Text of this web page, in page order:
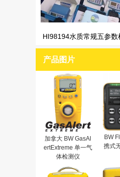
HI98194水质常规五参数
产品图片
加拿大 BW GasAl
ertExtreme 单一气
体检测仪
BW
携式